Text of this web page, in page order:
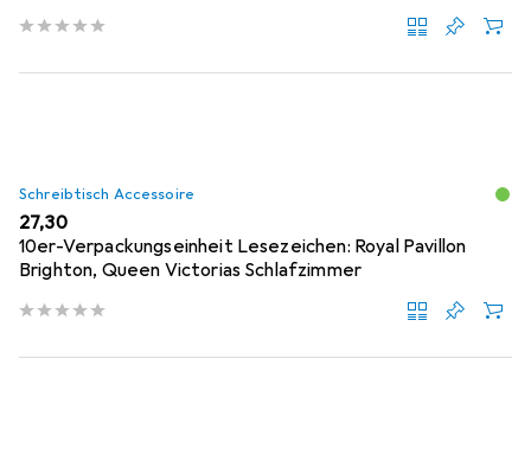
Schreibtisch Accessoire
EUR
27,30
10er-Verpackungseinheit Lesezeichen: Royal Pavillon
Brighton, Queen Victorias Schlafzimmer